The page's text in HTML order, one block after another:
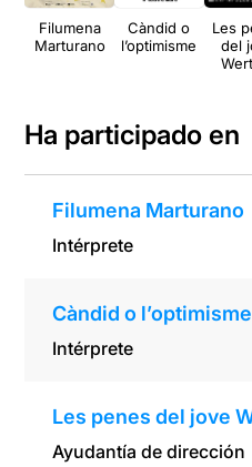
Filumena
Marturano
Càndid o
l’optimisme
Les
del
Ha participado en
Filumena Marturano
Intérprete
Càndid o l’optimisme
Intérprete
Les penes del jove
Ayudantía de dirección